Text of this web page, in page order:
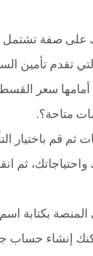
على صفة
تقدم تأمين
سعر
متاحة؟.
قم باختيار
واحتياجاتك، ثم
بكتابة
إنشاء حساب